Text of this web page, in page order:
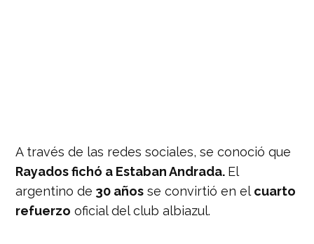
A través de las redes sociales, se conoció que
Rayados fichó a Estaban Andrada. El
argentino de 30 años se convirtió en el cuarto
refuerzo oficial del club albiazul.